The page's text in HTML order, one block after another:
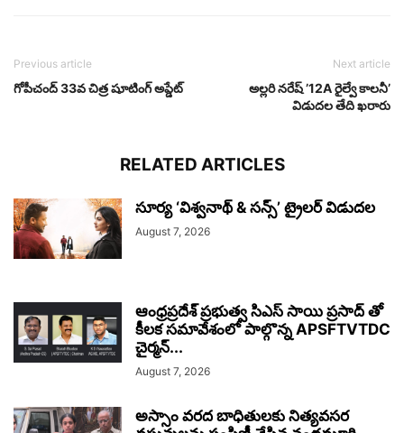
Previous article
గోపీచంద్ 33వ చిత్ర షూటింగ్ అప్డేట్
Next article
అల్లరి నరేష్ ’12A రైల్వే కాలనీ’
విడుదల తేది ఖరారు
RELATED ARTICLES
సూర్య ‘విశ్వనాథ్ & సన్స్’ ట్రైలర్ విడుదల
August 7, 2026
ఆంధ్రప్రదేశ్ ప్రభుత్వ సిఎస్ సాయి ప్రసాద్ తో
కీలక సమావేశంలో పాల్గొన్న APSFTVTDC
చైర్మన్...
August 7, 2026
అస్సాం వరద బాధితులకు నిత్యవసర